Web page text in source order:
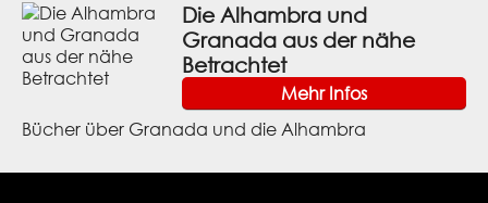
Die Alhambra und
Granada aus der nähe
Betrachtet
Mehr Infos
Bücher über Granada und die Alhambra